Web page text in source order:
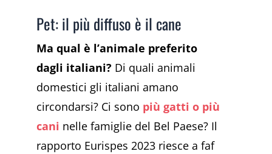
Pet: il più diffuso è il cane
Ma qual è l’animale preferito
dagli italiani? Di quali animali
domestici gli italiani amano
circondarsi? Ci sono più gatti o più
cani nelle famiglie del Bel Paese? Il
rapporto Eurispes 2023 riesce a faf